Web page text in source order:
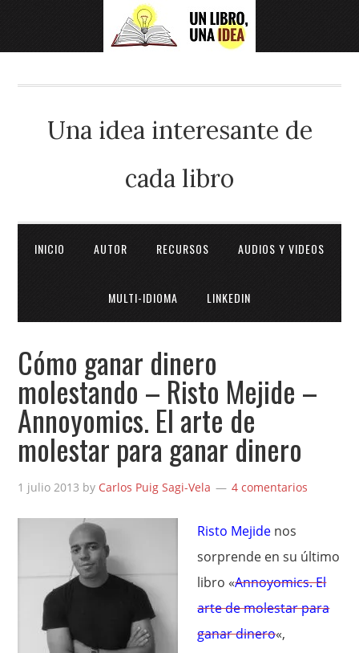
Una idea interesante de
cada libro
INICIO AUTOR RECURSOS AUDIOS Y VIDEOS
MULTI-IDIOMA LINKEDIN
Cómo ganar dinero
molestando – Risto Mejide –
Annoyomics. El arte de
molestar para ganar dinero
1 julio 2013 by Carlos Puig Sagi-Vela 4 comentarios
Risto Mejide nos
sorprende en su último
libro «Annoyomics. El
arte de molestar para
ganar dinero«,